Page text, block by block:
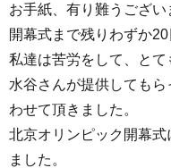
お手紙、有り難うござい
開幕式まで残りわずか20
私達は苦労をして、とて
水谷さんが提供しても
わせて頂きました。
北京オリンピック開幕式
ました。